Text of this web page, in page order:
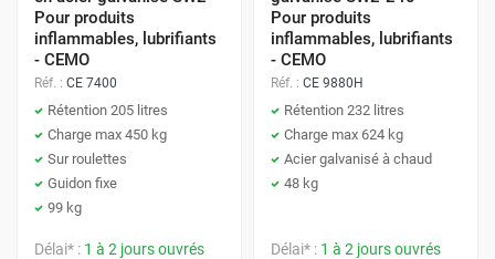
Pour produits
inflammables, lubrifiants
- CEMO
Réf. : CE 7400
Rétention 205 litres
Charge max 450 kg
Sur roulettes
Guidon fixe
99 kg
Délai* : 1 à 2 jours ouvrés
Pour produits
inflammables, lubrifiants
- CEMO
Réf. : CE 9880H
Rétention 232 litres
Charge max 624 kg
Acier galvanisé à chaud
48 kg
Délai* : 1 à 2 jours ouvrés